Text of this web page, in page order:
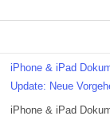
iPhone & iPad
Update: Neue
iPhone & iPad